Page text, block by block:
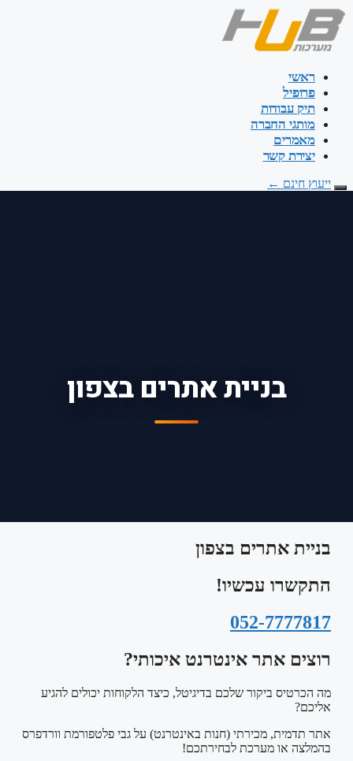
דלג
לתוכן
ראשי
פרופיל
תיק עבודות
מותגי החברה
מאמרים
יצירת קשר
ייעוץ חינם ←
בניית אתרים בצפון
בניית אתרים בצפון
התקשרו עכשיו!
052-7777817
רוצים אתר אינטרנט איכותי?
מה הכרטיס ביקור שלכם בדיגיטל, כיצד הלקוחות יכולים להגיע
אליכם?
אתר תדמית, מכירתי (חנות באינטרנט) על גבי פלטפורמת וורדפרס
בהמלצה או מערכת לבחירתכם!